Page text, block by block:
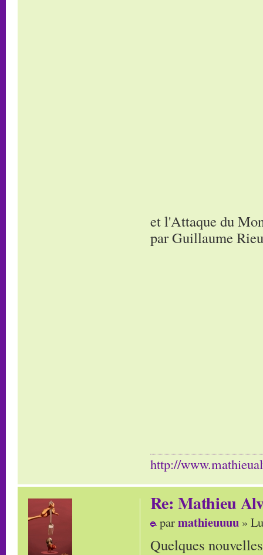
et l'Attaque du
par Guillaume
http://
Re: Mathieu
parmathieuuuu »
Quelques